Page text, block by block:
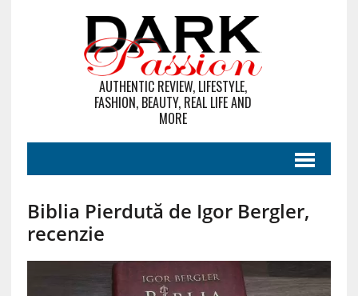
AUTHENTIC REVIEW, LIFESTYLE,
FASHION, BEAUTY, REAL LIFE AND
MORE
Biblia Pierdută de Igor Bergler,
recenzie